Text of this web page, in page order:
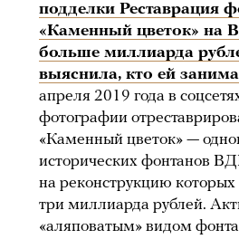
подделки Реставрация
«Каменный цветок» на
больше миллиарда
выяснила, кто ей
апреля 2019 года в
фотографии
«Каменный цветок» —
исторических фонтанов
на реконструкцию
три миллиарда рублей.
«аляповатым» видом